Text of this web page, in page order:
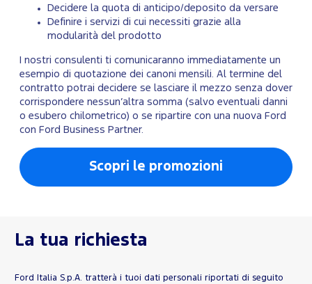
Decidere la quota di anticipo/deposito da versare
Definire i servizi di cui necessiti grazie alla
modularità del prodotto
I nostri consulenti ti comunicaranno immediatamente un
esempio di quotazione dei canoni mensili. Al termine del
contratto potrai decidere se lasciare il mezzo senza dover
corrispondere nessun’altra somma (salvo eventuali danni
o esubero chilometrico) o se ripartire con una nuova Ford
con Ford Business Partner.
Scopri le promozioni
La tua richiesta
Ford Italia S.p.A. tratterà i tuoi dati personali riportati di seguito